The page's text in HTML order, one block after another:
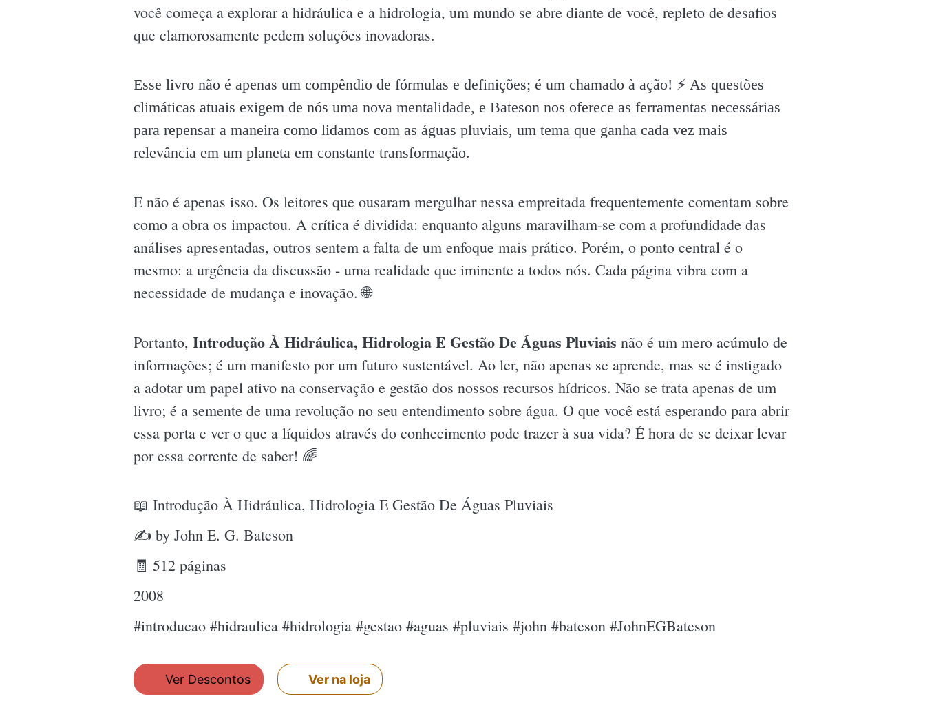
você começa a explorar a hidráulica e a hidrologia, um mundo se abre diante de você, repleto de desafios
que clamorosamente pedem soluções inovadoras.
Esse livro não é apenas um compêndio de fórmulas e definições; é um chamado à ação! ⚡️ As questões
climáticas atuais exigem de nós uma nova mentalidade, e Bateson nos oferece as ferramentas necessárias
para repensar a maneira como lidamos com as águas pluviais, um tema que ganha cada vez mais
relevância em um planeta em constante transformação.
E não é apenas isso. Os leitores que ousaram mergulhar nessa empreitada frequentemente comentam sobre
como a obra os impactou. A crítica é dividida: enquanto alguns maravilham-se com a profundidade das
análises apresentadas, outros sentem a falta de um enfoque mais prático. Porém, o ponto central é o
mesmo: a urgência da discussão - uma realidade que iminente a todos nós. Cada página vibra com a
necessidade de mudança e inovação. 🌐
Portanto, Introdução À Hidráulica, Hidrologia E Gestão De Águas Pluviais não é um mero acúmulo de
informações; é um manifesto por um futuro sustentável. Ao ler, não apenas se aprende, mas se é instigado
a adotar um papel ativo na conservação e gestão dos nossos recursos hídricos. Não se trata apenas de um
livro; é a semente de uma revolução no seu entendimento sobre água. O que você está esperando para abrir
essa porta e ver o que a líquidos através do conhecimento pode trazer à sua vida? É hora de se deixar levar
por essa corrente de saber! 🌈
📖 Introdução À Hidráulica, Hidrologia E Gestão De Águas Pluviais
✍ by John E. G. Bateson
🧾 512 páginas
2008
#introducao #hidraulica #hidrologia #gestao #aguas #pluviais #john #bateson #JohnEGBateson
Ver Descontos Ver na loja